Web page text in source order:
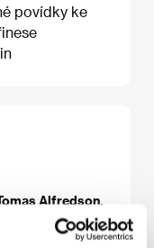
povídky ke
Alfredson,
Lokko,
Schyffert/